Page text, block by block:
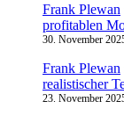
Frank Plewan
profitablen
30. November
Frank Plewan
realistischer
23. November